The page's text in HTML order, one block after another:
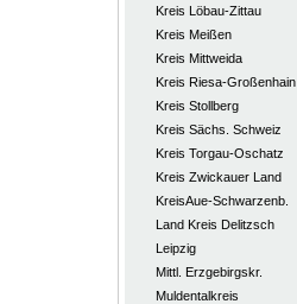
Kreis Löbau-Zittau
Kreis Meißen
Kreis Mittweida
Kreis Riesa-Großenhain
Kreis Stollberg
Kreis Sächs. Schweiz
Kreis Torgau-Oschatz
Kreis Zwickauer Land
KreisAue-Schwarzenb.
Land Kreis Delitzsch
Leipzig
Mittl. Erzgebirgskr.
Muldentalkreis